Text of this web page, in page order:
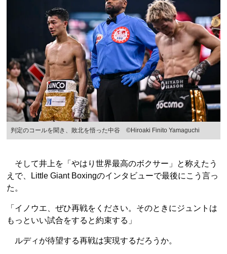
判定のコールを聞き、敗北を悟った中谷 ©Hiroaki Finito Yamaguchi
そして井上を「やはり世界最高のボクサー」と称えたう
えで、Little Giant Boxingのインタビューで最後にこう言っ
た。
「イノウエ、ぜひ再戦をください。そのときにジュントは
もっといい試合をすると約束する」
ルディが待望する再戦は実現するだろうか。